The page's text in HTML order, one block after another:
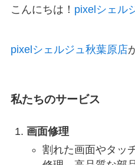
こんにちは！ pixelシェル
pixelシェルジュ秋葉原店
私たちのサービス
画面修理
割れた画面やタッ